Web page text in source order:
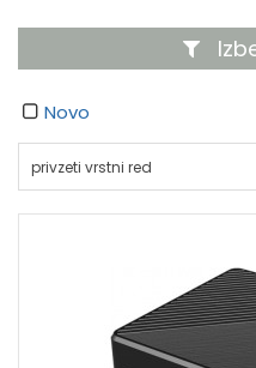
Novo
privzeti vrstni red